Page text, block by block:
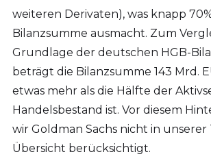
weiteren Derivaten), was knapp
Bilanzsumme ausmacht. Zum
Grundlage der deutschen HGB-
beträgt die Bilanzsumme 143 Mrd.
etwas mehr als die Hälfte der
Handelsbestand ist. Vor diesem
wir Goldman Sachs nicht in unserer
Übersicht berücksichtigt.